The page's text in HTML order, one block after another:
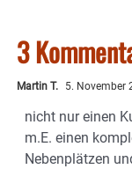
3
Martin T. 5. November
nicht nur einen
m.E. einen
Nebenplätzen